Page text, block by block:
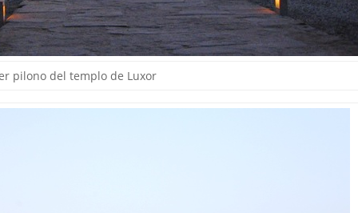
pilono del templo de Luxor